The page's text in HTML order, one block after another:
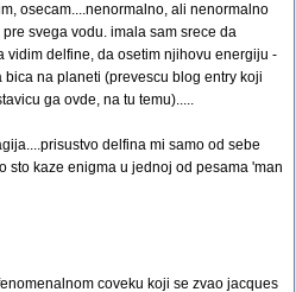
osecam....nenormalno, ali nenormalno
svega vodu. imala sam srece da
vidim delfine, da osetim njihovu energiju -
na planeti (prevescu blog entry koji
ga ovde, na tu temu).....
delfina mi samo od sebe
sto kaze enigma u jednoj od pesama 'man
coveku koji se zvao jacques